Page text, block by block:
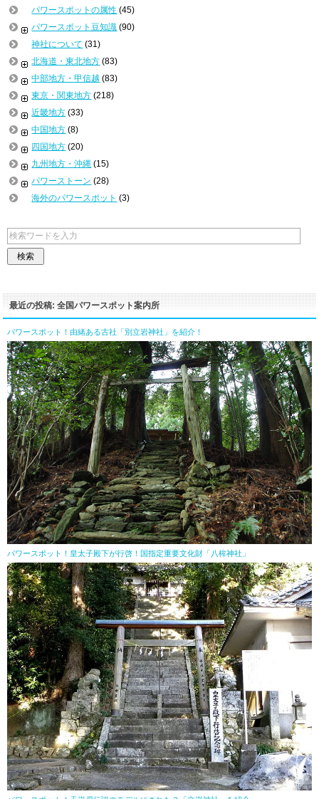
パワースポットの属性 (45)
パワースポット豆知識 (90)
神社について (31)
北海道・東北地方 (83)
中部地方・甲信越 (83)
東京・関東地方 (218)
近畿地方 (33)
中国地方 (8)
四国地方 (20)
九州地方・沖縄 (15)
パワーストーン (28)
海外のパワースポット (3)
最近の投稿: 全国パワースポット案内所
パワースポット！由緒ある古社「別立岩神社」を紹介！
パワースポット！皇太子殿下が行啓！国指定重要文化財「八桙神社」